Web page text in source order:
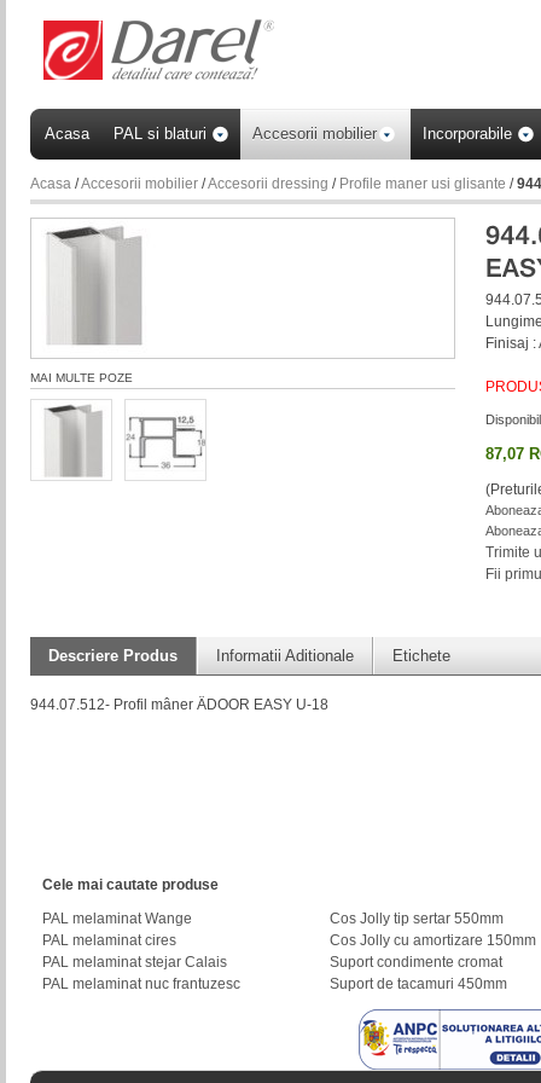
Finisaj :
87,07
Trimite
Fii
MAI MULTE POZE
Descriere Produs Informatii Aditionale Etichete
944.07.512- Profil mâner ÄDOOR EASY U-18
Acasa PAL si blaturi Accesorii mobilier Incorporabile
Acasa /Accesorii mobilier /Accesorii dressing / Profile maner usi glisante /
Cele mai cautate produse
PAL melaminat Wange
Cos Jolly tip sertar 550mm
PAL melaminat cires
Cos Jolly cu amortizare 150mm
PAL melaminat stejar Calais
Suport condimente cromat
PAL melaminat nuc frantuzesc
Suport de tacamuri 450mm